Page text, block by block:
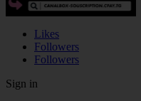
Likes
Followers
Followers
Sign in